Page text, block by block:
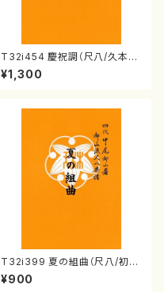
T32i454 慶祝調（尺八/久本玄
智/楽譜）都山流公刊楽譜曲番:2
161
¥1,300
T32i399 夏の組曲（尺八/初代
山川園松/楽譜）都山流公刊楽譜
曲番:2104
¥900